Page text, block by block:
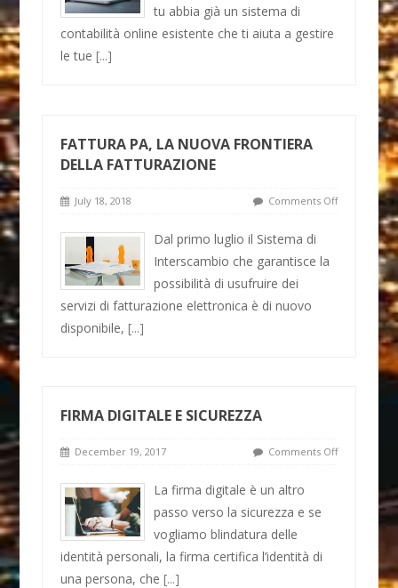
tu abbia già un sistema di
contabilità online esistente che ti aiuta a gestire
le tue[...]
FATTURA PA, LA NUOVA FRONTIERA
DELLA FATTURAZIONE
July 18, 2018 Comments Off
Dal primo luglio il Sistema di
Interscambio che garantisce la
possibilità di usufruire dei
servizi di fatturazione elettronica è di nuovo
disponibile,[...]
FIRMA DIGITALE E SICUREZZA
December 19, 2017 Comments Off
La firma digitale è un altro
passo verso la sicurezza e se
vogliamo blindatura delle
identità personali, la firma certifica l’identità di
una persona, che[...]